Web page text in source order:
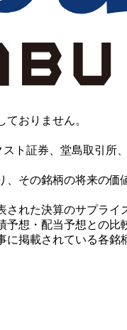
おりません。
証券、堂島取引所、
その銘柄の将来の
れた決算のサプラ
想・配当予想との
掲載されている各